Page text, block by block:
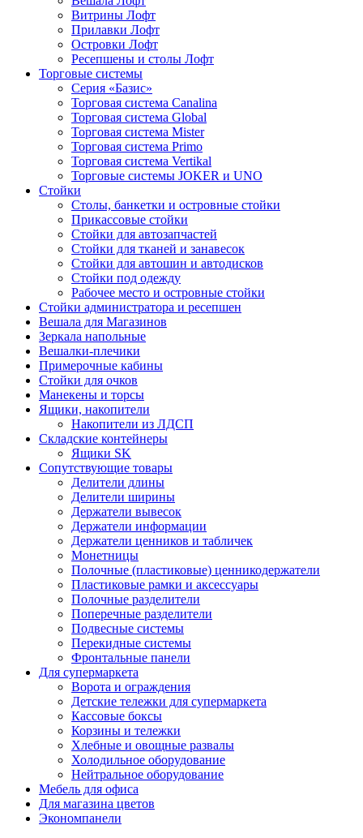
Витрины Лофт
Прилавки Лофт
Островки Лофт
Ресепшены и столы Лофт
Торговые системы
Серия «Базис»
Торговая система Canalina
Торговая система Global
Торговая система Mister
Торговая система Primo
Торговая система Vertikal
Торговые системы JOKER и UNO
Стойки
Столы, банкетки и островные стойки
Прикассовые стойки
Стойки для автозапчастей
Стойки для тканей и занавесок
Стойки для автошин и автодисков
Стойки под одежду
Рабочее место и островные стойки
Стойки администратора и ресепшен
Вешала для Магазинов
Зеркала напольные
Вешалки-плечики
Примерочные кабины
Стойки для очков
Манекены и торсы
Ящики, накопители
Накопители из ЛДСП
Складские контейнеры
Ящики SK
Сопутствующие товары
Делители длины
Делители ширины
Держатели вывесок
Держатели информации
Держатели ценников и табличек
Монетницы
Полочные (пластиковые) ценникодержатели
Пластиковые рамки и аксессуары
Полочные разделители
Поперечные разделители
Подвесные системы
Перекидные системы
Фронтальные панели
Для супермаркета
Ворота и ограждения
Детские тележки для супермаркета
Кассовые боксы
Корзины и тележки
Хлебные и овощные развалы
Холодильное оборудование
Нейтральное оборудование
Мебель для офиса
Для магазина цветов
Экономпанели